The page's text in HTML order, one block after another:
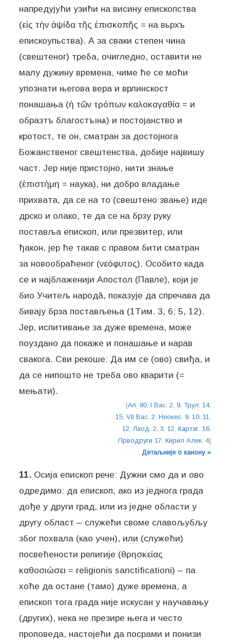
напредујући узићи на висину епископства
(εἰς τὴν ἁψίδα τῆς ἐπισκοπῆς = на вьрхъ
епискоупьства). А за сваки степен чина
(свештеног) треба, очигледно, оставити не
малу дужину времена, чиме ће се моћи
упознати његова вера и врлинскост
понашања (ἡ τῶν τρόπων καλοκαγαθία = и
образтъ благостъıнѧ) и постојанство и
кротост, те он, сматран за достојнога
Божанственог свештенства, добије највишу
част. Јер није пристојно, нити знање
(ἐπιστὴμη = наука), ни добро владање
прихвата, да се на то (свештено звање) иде
дрско и олако, те да се на брзу руку
поставља епископ, или презвитер, или
ђакон, јер ће такав с правом бити сматран
за новообраћеног (νεόφυτος). Особито када
се и најблаженији Апостол (Павле), који је
био Учитељ народâ, показује да спречава да
бивају брза постављења (1Τим. 3, 6; 5, 12).
Јер, испитивање за дуже времена, може
поуздано да покаже и понашање и нарав
свакога. Сви рекоше: Да им се (ово) свиђа, и
да се нипошто не треба ово кварити (=
мењати).
[Ап. 80, I Вас. 2, 9, Трул. 14,
15, VII Вас. 2, Неокес. 9, 10, 11,
12,Лаод. 2, 3, 12, Картаг. 16,
Прводруги 17, Кирил Алек. 4]
Детаљније о канону »
11. Осија епископ рече: Дужни смо да и ово
одредимо: да епископ, ако из једнога града
дође у други град, или из једне области у
другу област – служећи своме славољубљу
због похвала (као учен), или (служећи)
посвећености религије (θρησκείας
καθοσιώσει = religionis sanctificationi) – па
хоће да остане (тамо) дуже времена, а
епископ тога града није искусан у научавању
(других), нека не презире њега и често
проповеда, настојећи да посрами и понизи